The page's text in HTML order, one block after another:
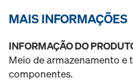
MAIS INFORMAÇÕES
INFORMAÇÃO DO
Meio de armazenamento
componentes.